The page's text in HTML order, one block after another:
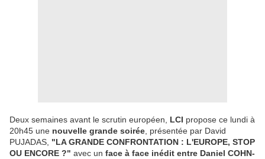
Deux semaines avant le scrutin européen, LCI propose ce lundi à
20h45 une nouvelle grande soirée , présentée par David
PUJADAS, "LA GRANDE CONFRONTATION : L'EUROPE, STOP
OU ENCORE ?" avec un face à face inédit entre Daniel COHN-